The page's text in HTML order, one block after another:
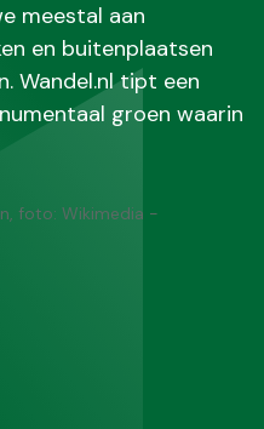
meestal aan
en buitenplaatsen
Wandel.nl tipt een
groen waarin
foto: Wikimedia -